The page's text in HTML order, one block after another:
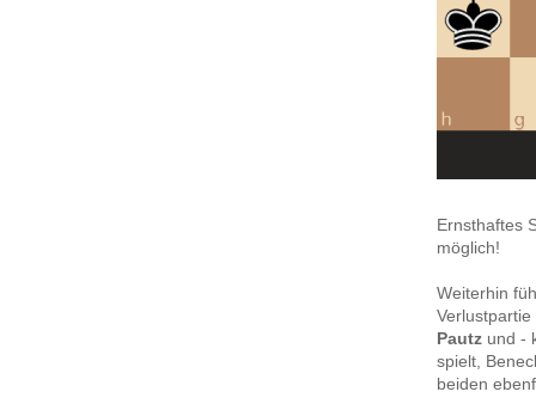
Ernsthaftes
möglich!
Weiterhin
Pautz und -
spielt,
beiden